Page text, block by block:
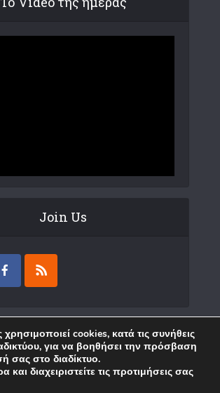
Join Us
cookies, κατά τις συνήθεις
για να βοηθήσει την πρόσβαση
σας στο διαδίκτυο.
και διαχειριστείτε τις προτιμήσεις σας